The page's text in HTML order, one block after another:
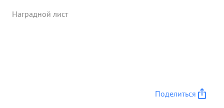
Наградной лист
Поделиться